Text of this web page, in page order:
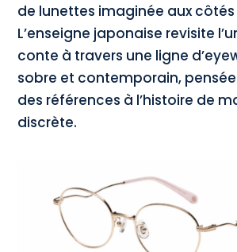
de lunettes imaginée aux côtés
L’enseigne japonaise revisite
conte à travers une ligne
sobre et contemporain,
des références à l’histoire de
discrète.